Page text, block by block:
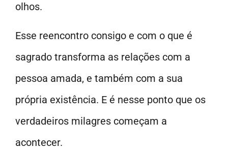
olhos.
Esse reencontro consigo e com o que é
sagrado transforma as relações com a
pessoa amada, e também com a sua
própria existência. E é nesse ponto que os
verdadeiros milagres começam a
acontecer.